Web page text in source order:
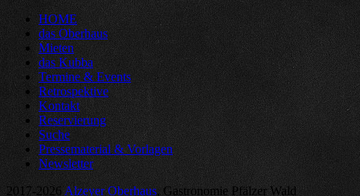
HOME
das Oberhaus
Mieten
das Kubba
Termine & Events
Retrospektive
Kontakt
Reservierung
Suche
Pressematerial & Vorlagen
Newsletter
2017-2026 Alzeyer Oberhaus, Gastronomie Pfälzer Wald